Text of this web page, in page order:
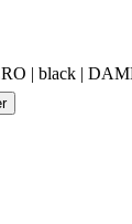
| black |